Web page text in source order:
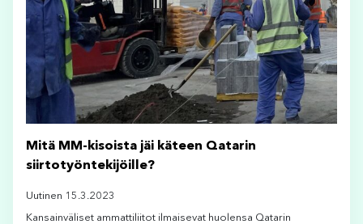
Mitä MM-kisoista jäi käteen Qatarin
siirtotyöntekijöille?
Uutinen 15.3.2023
Kansainväliset ammattiliitot ilmaisevat huolensa Qatarin